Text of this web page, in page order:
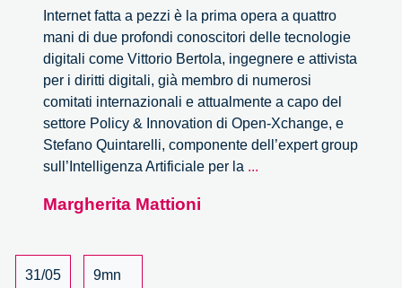
Internet fatta a pezzi è la prima opera a quattro
mani di due profondi conoscitori delle tecnologie
digitali come Vittorio Bertola, ingegnere e attivista
per i diritti digitali, già membro di numerosi
comitati internazionali e attualmente a capo del
settore Policy & Innovation di Open-Xchange, e
Stefano Quintarelli, componente dell’expert group
sull’Intelligenza Artificiale per la ...
Margherita Mattioni
31/05
9mn